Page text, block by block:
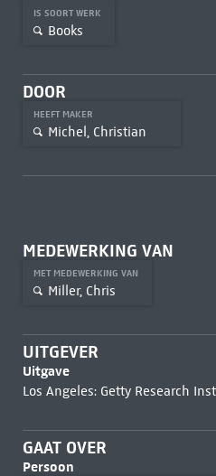
IS SOORT WERK
Books
DOOR
HEEFT MAKER
Michel, Christian
MEDEWERKING VAN
MET MEDEWERKING VAN
Miller, Chris
UITGEVER
Uitgave
Los Angeles: Getty Research
GAAT OVER
Persoon